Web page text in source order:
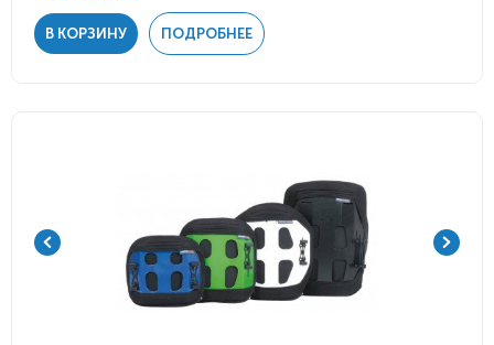
В КОРЗИНУ ПОДРОБНЕЕ